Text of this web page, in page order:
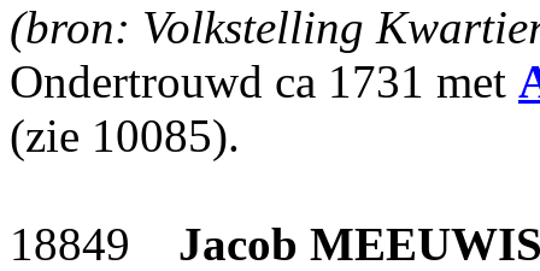
(bron: Volkstelling
Ondertrouwd ca 1731 met
(zie 10085).
18849 Jacob